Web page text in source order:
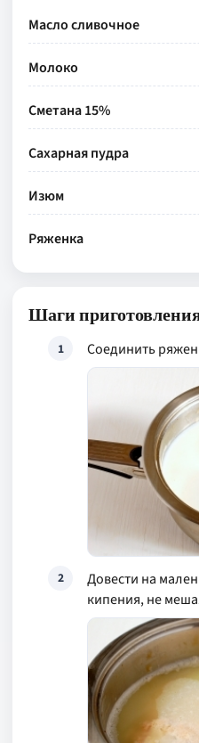
Масло сливочное
Молоко
Сметана 15%
Сахарная пудра
Изюм
Ряженка
Шаги
1 Соединить
2
Довести на
кипения, не